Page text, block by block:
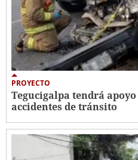
PROYECTO
Tegucigalpa tendrá
accidentes de tránsito